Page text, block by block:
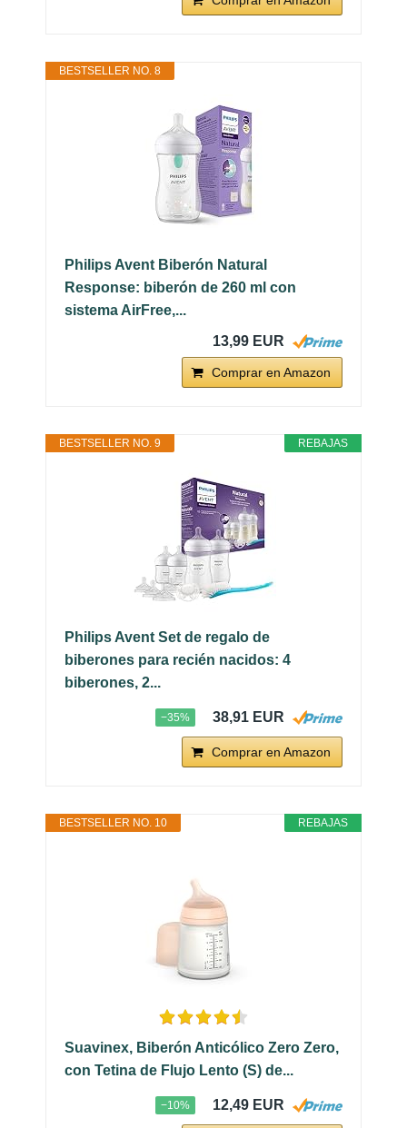
BESTSELLER NO. 8
Philips Avent Biberón Natural
Response: biberón de 260 ml con
sistema AirFree,...
13,99 EUR
Comprar en Amazon
REBAJAS
BESTSELLER NO. 9
Philips Avent Set de regalo de
biberones para recién nacidos: 4
biberones, 2...
−35% 38,91 EUR
Comprar en Amazon
REBAJAS
BESTSELLER NO. 10
Suavinex, Biberón Anticólico Zero Zero,
con Tetina de Flujo Lento (S) de...
−10% 12,49 EUR